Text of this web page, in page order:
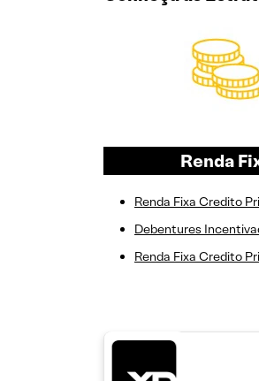
Renda
Renda Fixa Credito
Debentures
Renda Fixa Credito